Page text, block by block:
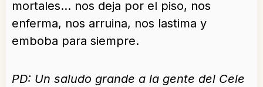
mortales… nos deja por el piso, nos
enferma, nos arruina, nos lastima y
emboba para siempre.
PD: Un saludo grande a la gente del Cele